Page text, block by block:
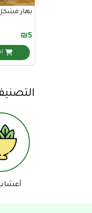
بهار
₪5
أعشاب طبية